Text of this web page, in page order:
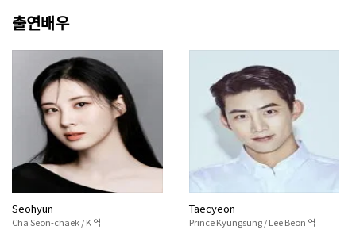
출연배우
Seohyun
Cha Seon-chaek / K 역
Taecyeon
Prince Kyungsung / Lee Beon 역